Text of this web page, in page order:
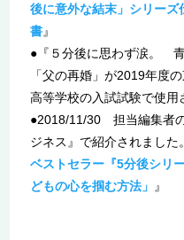
後に意外な結末」シリーズ
書』
●『５分後に思わず涙。
「父の再婚」が2019年度
高等学校の入試試験で使用
●2018/11/30 担当編集者
ジネス』で紹介されまし
ベストセラー『5分後シリ
どもの心を掴む方法」
』